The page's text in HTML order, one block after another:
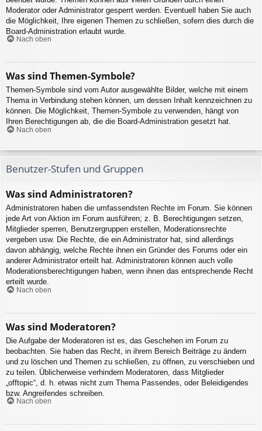
Moderator oder Administrator gesperrt werden. Eventuell haben Sie auch
die Möglichkeit, Ihre eigenen Themen zu schließen, sofern dies durch die
Board-Administration erlaubt wurde.
Nach oben
Was sind Themen-Symbole?
Themen-Symbole sind vom Autor ausgewählte Bilder, welche mit einem
Thema in Verbindung stehen können, um dessen Inhalt kennzeichnen zu
können. Die Möglichkeit, Themen-Symbole zu verwenden, hängt von
Ihren Berechtigungen ab, die die Board-Administration gesetzt hat.
Nach oben
Benutzer-Stufen und Gruppen
Was sind Administratoren?
Administratoren haben die umfassendsten Rechte im Forum. Sie können
jede Art von Aktion im Forum ausführen; z. B. Berechtigungen setzen,
Mitglieder sperren, Benutzergruppen erstellen, Moderationsrechte
vergeben usw. Die Rechte, die ein Administrator hat, sind allerdings
davon abhängig, welche Rechte ihnen ein Gründer des Forums oder ein
anderer Administrator erteilt hat. Administratoren können auch volle
Moderationsberechtigungen haben, wenn ihnen das entsprechende Recht
erteilt wurde.
Nach oben
Was sind Moderatoren?
Die Aufgabe der Moderatoren ist es, das Geschehen im Forum zu
beobachten. Sie haben das Recht, in ihrem Bereich Beiträge zu ändern
und zu löschen und Themen zu schließen, zu öffnen, zu verschieben und
zu teilen. Üblicherweise verhindern Moderatoren, dass Mitglieder
„offtopic“, d. h. etwas nicht zum Thema Passendes, oder Beleidigendes
bzw. Angreifendes schreiben.
Nach oben